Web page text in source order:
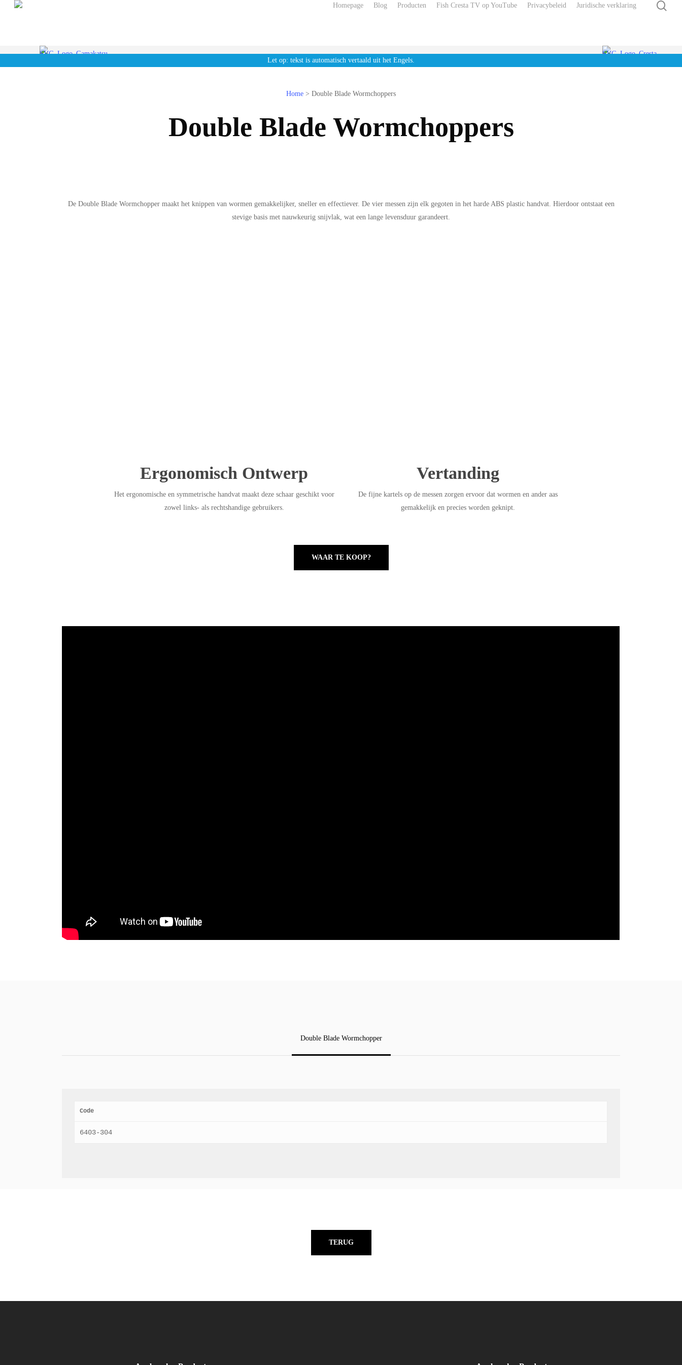
Doorgaan
Homepage Blog Producten Fish Cresta TV op YouTube Privacybeleid Juridische verklaring
Let op: tekst is automatisch vertaald uit het Engels.
Home > Double Blade Wormchoppers
Double Blade Wormchoppers
De Double Blade Wormchopper maakt het knippen van wormen gemakkelijker, sneller en effectiever. De vier messen zijn elk gegoten in het harde ABS plastic handvat. Hierdoor ontstaat een
stevige basis met nauwkeurig snijvlak, wat een lange levensduur garandeert.
Ergonomisch Ontwerp
Het ergonomische en symmetrische handvat maakt deze schaar geschikt voor
zowel links- als rechtshandige gebruikers.
Vertanding
De fijne kartels op de messen zorgen ervoor dat wormen en ander aas
gemakkelijk en precies worden geknipt.
WAAR TE KOOP?
Double Blade Wormchopper
Code
6403-304
TERUG